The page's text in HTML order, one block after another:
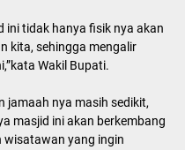
ini tidak hanya fisik nya akan
kita, sehingga mengalir
Wakil Bupati.
jamaah nya masih sedikit,
masjid ini akan berkembang
wisatawan yang ingin